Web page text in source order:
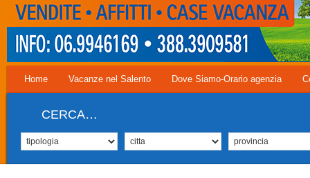
Home Vacanze nel Salento Dove Siamo-Orario agenzia
CERCA…